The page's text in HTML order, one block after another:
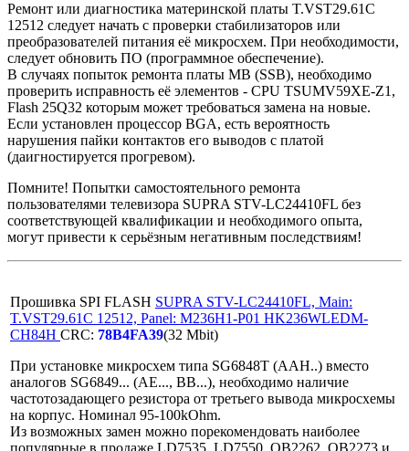
Ремонт или диагностика материнской платы T.VST29.61C
12512 следует начать с проверки стабилизаторов или
преобразователей питания её микросхем. При необходимости,
следует обновить ПО (программное обеспечение).
В случаях попыток ремонта платы MB (SSB), необходимо
проверить исправность её элементов - CPU TSUMV59XE-Z1,
Flash 25Q32 которым может требоваться замена на новые.
Если установлен процессор BGA, есть вероятность
нарушения пайки контактов его выводов с платой
(даигностируется прогревом).
Помните! Попытки самостоятельного ремонта
пользователями телевизора SUPRA STV-LC24410FL без
соответствующей квалификации и необходимого опыта,
могут привести к серьёзным негативным последствиям!
Прошивка SPI FLASH SUPRA STV-LC24410FL, Main:
T.VST29.61C 12512, Panel: M236H1-P01 HK236WLEDM-
CH84H CRC: 78B4FA39(32 Mbit)
При установке микросхем типа SG6848T (AAH..) вместо
аналогов SG6849... (AE..., BB...), необходимо наличие
частотозадающего резистора от третьего вывода микросхемы
на корпус. Номинал 95-100kOhm.
Из возможных замен можно порекомендовать наиболее